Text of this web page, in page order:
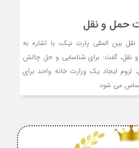
حمل و نقل
بین المللی پارت نیک، با اشاره به
نقل، گفت: برای شناسایی و حل چالش
ایجاد یک وزارت خانه واحد برای
می شود.